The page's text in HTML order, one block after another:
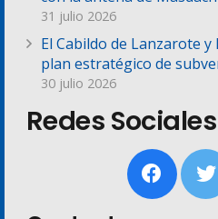
31 julio 2026
El Cabildo de Lanzarote y
plan estratégico de
30 julio 2026
Redes Sociales